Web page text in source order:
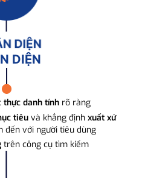
DIỆN
thực danh tính rõ ràng
tiêuvà khẳng định xuất xứ
đến với người tiêu dùng
trên công cụ tìm kiếm